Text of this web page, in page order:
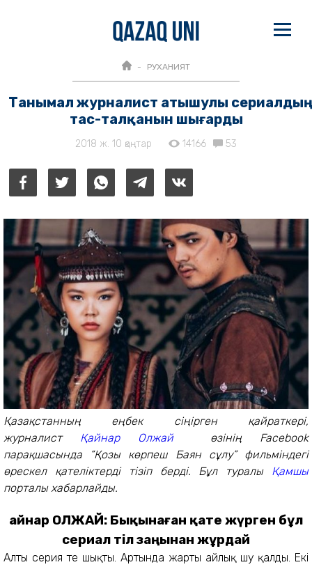
РУХАНИЯТ
Танымал журналист атышулы сериалдың
тас-талқанын шығарды
2018 ж. 10 қаңтар 14166 53
Қазақстанның еңбек сіңірген қайраткері,
журналист Қайнар Олжайөзінің Facebook
парақшасында “Қозы көрпеш Баян сұлу” фильміндегі
өрескел қателіктерді тізіп берді. Бұл туралы Қамшы
порталы хабарлайды.
Қайнар ОЛЖАЙ: Бықынаған қате жүрген бұл
сериал тіл заңынан жұрдай
Алты серия өте шықты. Артында жарты айлық шу қалды. Екі